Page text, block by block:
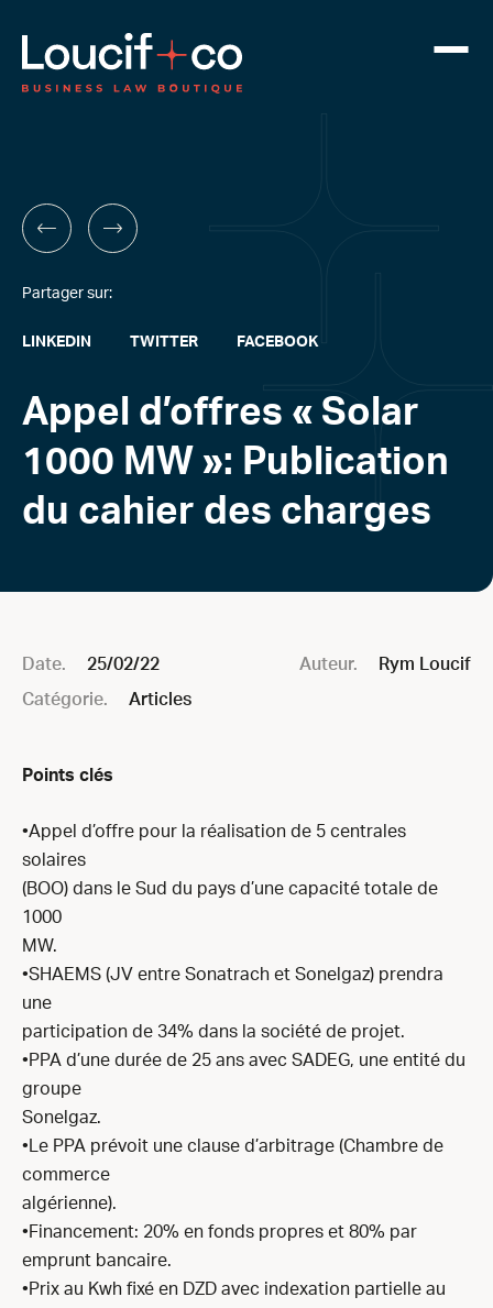
Partager sur:
LINKEDIN TWITTER FACEBOOK
Appel d’offres « Solar
1000 MW »: Publication
du cahier des charges
Date. 25/02/22 Auteur.
Rym Loucif
Catégorie.
Articles
Points clés
•Appel d’offre pour la réalisation de 5 centrales
solaires
(BOO) dans le Sud du pays d’une capacité totale de
1000
MW.
•SHAEMS (JV entre Sonatrach et Sonelgaz) prendra
une
participation de 34% dans la société de projet.
•PPA d’une durée de 25 ans avec SADEG, une entité du
groupe
Sonelgaz.
•Le PPA prévoit une clause d’arbitrage (Chambre de
commerce
algérienne).
•Financement: 20% en fonds propres et 80% par
emprunt bancaire.
•Prix au Kwh fixé en DZD avec indexation partielle au